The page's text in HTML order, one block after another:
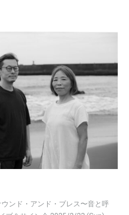
ウンド・アンド・ブレス〜音と呼